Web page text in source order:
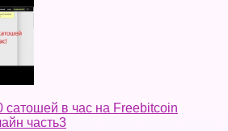
сатошей в час на Freebitcoin
часть3